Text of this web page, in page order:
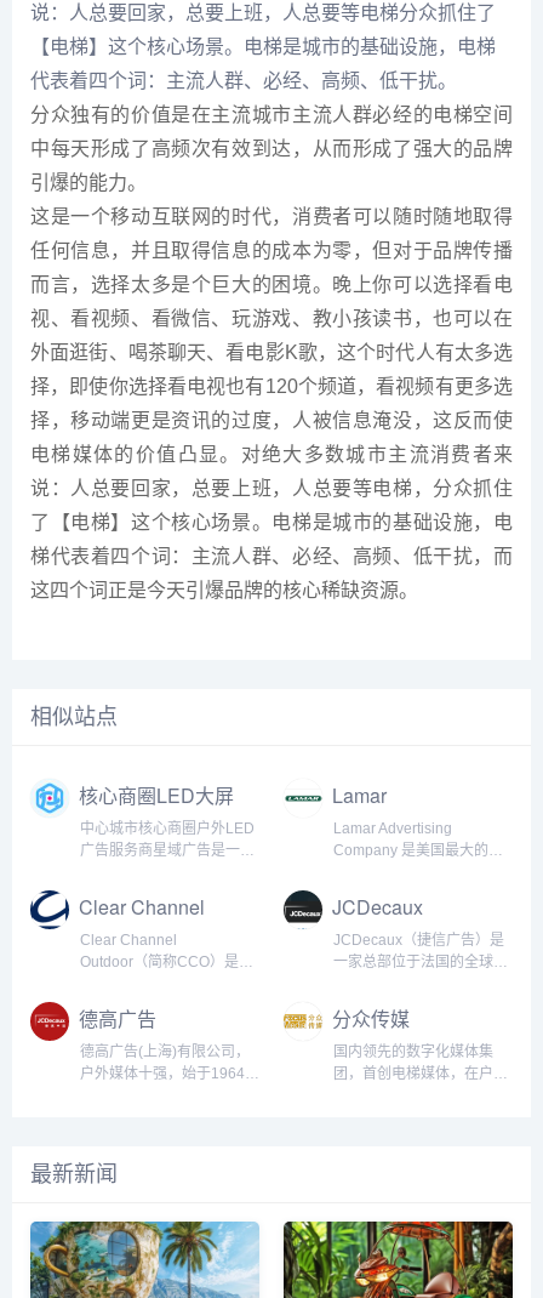
说：人总要回家，总要上班，人总要等电梯分众抓住了
【电梯】这个核心场景。电梯是城市的基础设施，电梯
代表着四个词：主流人群、必经、高频、低干扰。
分众独有的价值是在主流城市主流人群必经的电梯空间
中每天形成了高频次有效到达，从而形成了强大的品牌
引爆的能力。
这是一个移动互联网的时代，消费者可以随时随地取得
任何信息，并且取得信息的成本为零，但对于品牌传播
而言，选择太多是个巨大的困境。晚上你可以选择看电
视、看视频、看微信、玩游戏、教小孩读书，也可以在
外面逛街、喝茶聊天、看电影K歌，这个时代人有太多选
择，即使你选择看电视也有120个频道，看视频有更多选
择，移动端更是资讯的过度，人被信息淹没，这反而使
电梯媒体的价值凸显。对绝大多数城市主流消费者来
说：人总要回家，总要上班，人总要等电梯，分众抓住
了【电梯】这个核心场景。电梯是城市的基础设施，电
梯代表着四个词：主流人群、必经、高频、低干扰，而
这四个词正是今天引爆品牌的核心稀缺资源。
相似站点
核心商圈LED大屏
媒体
中心城市核心商圈户外LED
广告服务商星域广告是一家
企业提供精准、高效、价值
最大化的户外广告投放解决
方案，专注于为客户提供城
升价值，助力品牌传播强势
曝光和深度影响力，加深消
费者记忆感知，强化品牌形
光 优质...
Lamar
Advertising
Lamar Advertising
Company 是美国最大的户
斯安那州的巴吞鲁日。
Lamar Advertising 提供一
系列广告解决方案，包括传
及机场和交通枢纽广告。公
司在美国的多个州和加拿大
运营，是北美地区的广告领
Clear Channel
Outdoor
Clear Channel
Outdoor（简称CCO）是全
成立于1901年，总部位于美
国德克萨斯州达拉斯市。
CCO在全球多个国家和地区
的广告产品和覆盖广泛的媒
准的广告投放，触及全球数
亿人群。公司历史与发
展：...
JCDecaux
JCDecaux（捷信广告）是
一家总部位于法国的全球领
广告解决方案。作为全球最
大公共交通广告商和户外广
告的主要供应商之一，
革，为广告客户提供高效的
宣传平台。公司历史与发
展：JCDecaux由J...
德高广告
德高广告(上海)有限公司，
户外媒体十强，始于1964
专注于经营街道设施媒体/广
告大牌媒体/交通媒体的企业
Group)创立于1964年，是
全球大型户外媒体公司，并
在巴黎Euronext上市。
2011年收入达24.63亿欧
分众传媒
国内领先的数字化媒体集
团，首创电梯媒体，在户外
核心场景。电梯是城市的基
础设施，电梯这个日常的生
活场景代表着四个词：主流
人群，必经，高频，低干
最新新闻